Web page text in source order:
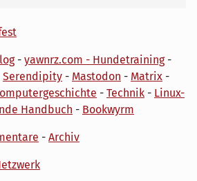
- yawnrz.com - Hundetraining-
Serendipity - Mastodon - Matrix -
- Technik - Linux-
Handbuch - Bookwyrm
- Archiv